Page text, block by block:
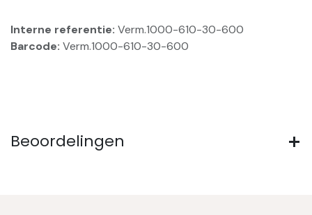
Interne referentie: Verm.1000-610-30-600
Barcode: Verm.1000-610-30-600
Beoordelingen